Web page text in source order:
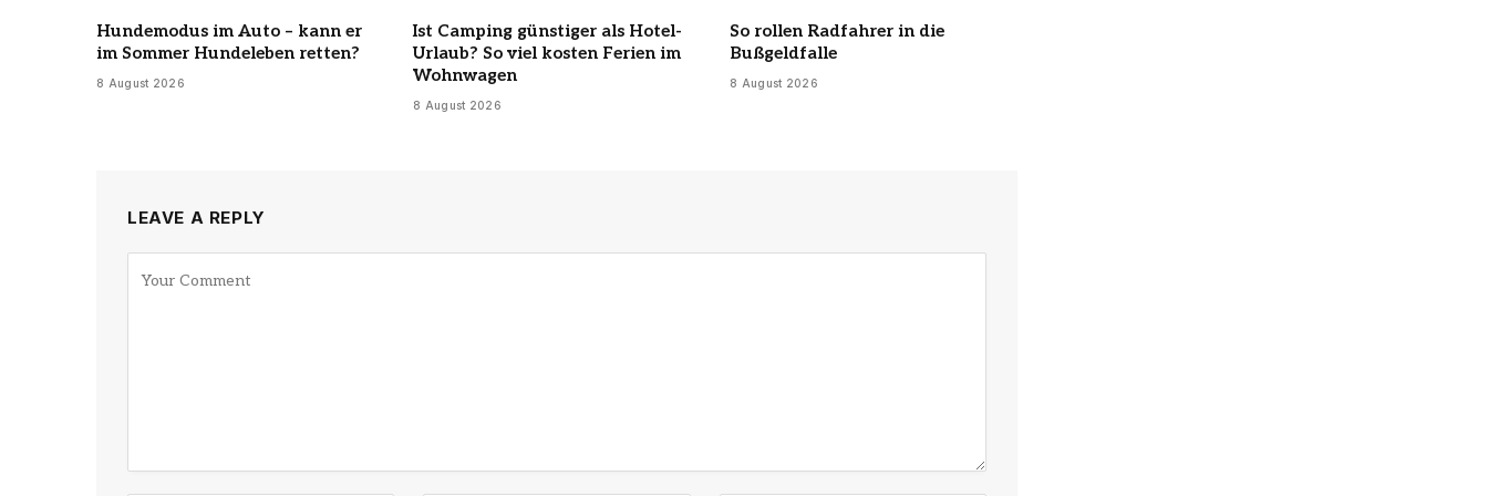
Hundemodus im Auto – kann er
im Sommer Hundeleben retten?
8 August 2026
Ist Camping günstiger als Hotel-
Urlaub? So viel kosten Ferien im
Wohnwagen
8 August 2026
So rollen Radfahrer in die
Bußgeldfalle
8 August 2026
LEAVE A REPLY